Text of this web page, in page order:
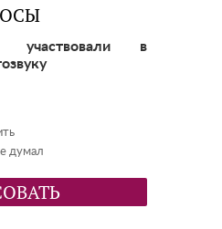
участвовали в
думал